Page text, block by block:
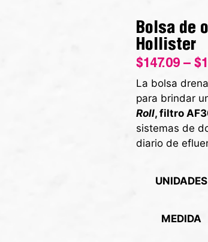
Bolsa de
Hollister
$147.09 – $
La bolsa
para brindar
Roll, filtro
sistemas de
diario de
UNIDADES
MEDIDA